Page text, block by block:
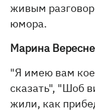
живым
юмора.
Марина
"Я имею вам
сказать", "Шоб
жили, как